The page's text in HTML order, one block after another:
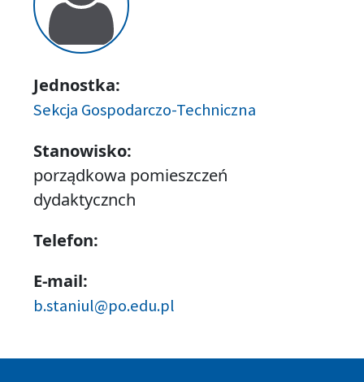
Jednostka:
Sekcja Gospodarczo-Techniczna
Stanowisko:
porządkowa pomieszczeń
dydaktycznch
Telefon:
E-mail:
b.staniul@po.edu.pl